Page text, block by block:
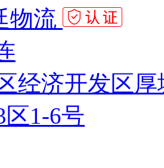
物流
经济开发区
1-6号